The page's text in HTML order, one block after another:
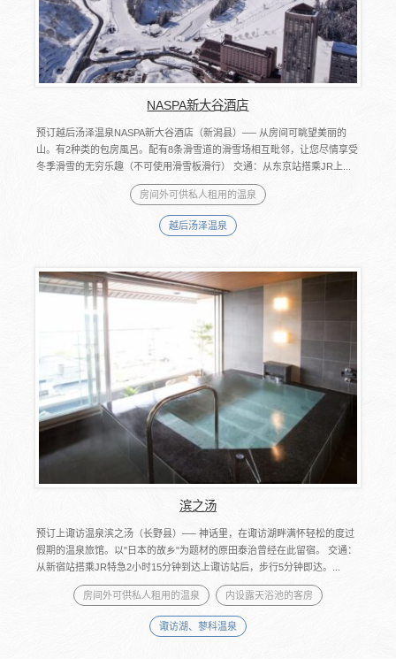
NASPA新大谷酒店
预订越后汤泽温泉NASPA新大谷酒店（新潟县）── 从房间可眺望美丽的
山。有2种类的包房風呂。配有8条滑雪道的滑雪场相互毗邻，让您尽情享受
冬季滑雪的无穷乐趣（不可使用滑雪板滑行） 交通：从东京站搭乘JR上...
房间外可供私人租用的温泉
越后汤泽温泉
滨之汤
预订上诹访温泉滨之汤（长野县）── 神话里，在诹访湖畔满怀轻松的度过
假期的温泉旅馆。以"日本的故乡"为题材的原田泰治曾经在此留宿。 交通：
从新宿站搭乘JR特急2小时15分钟到达上诹访站后，步行5分钟即达。...
房间外可供私人租用的温泉 内设露天浴池的客房
诹访湖、蓼科温泉